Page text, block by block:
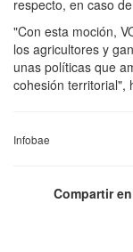
respecto, en caso
"Con esta moción,
los agricultores y
unas políticas que
cohesión territorial",
Infobae
Compartir